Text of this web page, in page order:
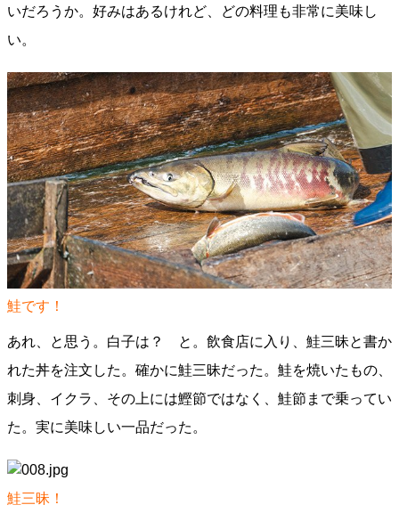
いだろうか。好みはあるけれど、どの料理も非常に美味し
い。
鮭です！
あれ、と思う。白子は？ と。飲食店に入り、鮭三昧と書か
れた丼を注文した。確かに鮭三昧だった。鮭を焼いたもの、
刺身、イクラ、その上には鰹節ではなく、鮭節まで乗ってい
た。実に美味しい一品だった。
鮭三昧！